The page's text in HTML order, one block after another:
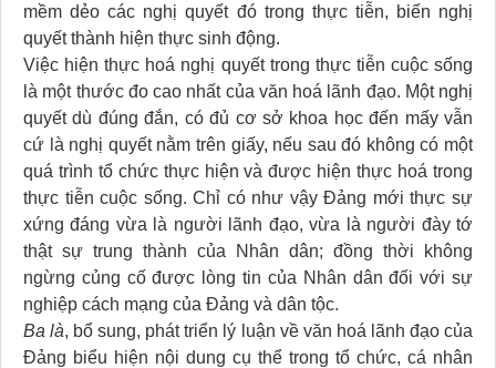
mềm dẻo các nghị quyết đó trong thực tiễn, biến nghị
quyết thành hiện thực sinh động.
Việc hiện thực hoá nghị quyết trong thực tiễn cuộc sống
là một thước đo cao nhất của văn hoá lãnh đạo. Một nghị
quyết dù đúng đắn, có đủ cơ sở khoa học đến mấy vẫn
cứ là nghị quyết nằm trên giấy, nếu sau đó không có một
quá trình tổ chức thực hiện và được hiện thực hoá trong
thực tiễn cuộc sống. Chỉ có như vậy Đảng mới thực sự
xứng đáng vừa là người lãnh đạo, vừa là người đày tớ
thật sự trung thành của Nhân dân; đồng thời không
ngừng củng cố được lòng tin của Nhân dân đối với sự
nghiệp cách mạng của Đảng và dân tộc.
Ba là, bổ sung, phát triển lý luận về văn hoá lãnh đạo của
Đảng biểu hiện nội dung cụ thể trong tổ chức, cá nhân